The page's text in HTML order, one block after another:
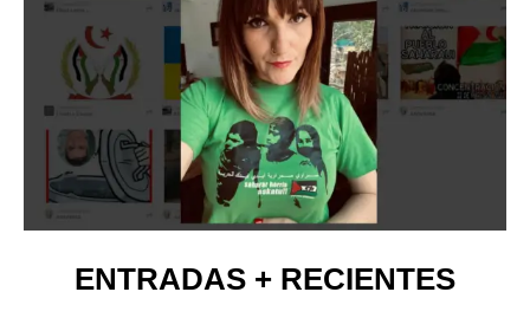
ENTRADAS + RECIENTES